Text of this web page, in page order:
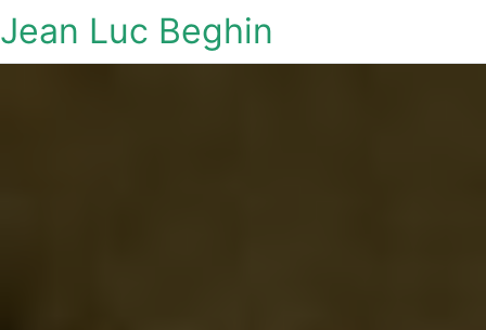
Jean Luc Beghin